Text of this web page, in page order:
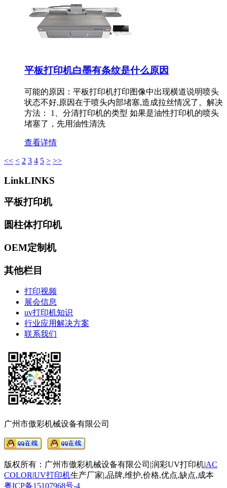
平板打印机白墨有条纹是什么原因
可能的原因：平板打印机打印图像中出现横道说明喷头
状态不好,原因在于喷头内部堵塞,造成拉丝情况了。解决
方法： 1、分清打印机的类型 如果是油性打印机的喷头
堵塞了，先用油性清洗
查看详情
<< < 2 3 4 5 > >>
LinkLINKS
平板打印机
圆柱体打印机
OEM定制机
其他栏目
打印视频
展会信息
uv打印机知识
行业应用解决方案
联系我们
广州市傲彩机械设备有限公司
版权所有：广州市傲彩机械设备有限公司|润彩UV打印机|AC
COLOR|UV打印机生产厂家|,品牌,维护,价格,优点,缺点,成本
粤ICP备15107968号-4